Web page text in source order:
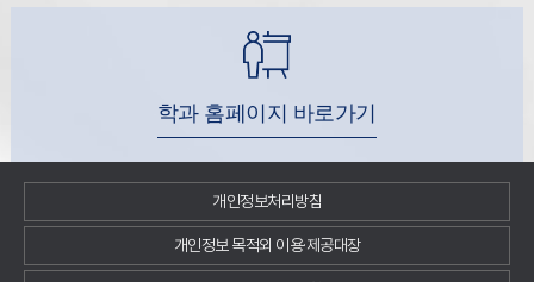
학과 홈페이지 바로가기
개인정보처리방침
개인정보 목적외 이용·제공대장